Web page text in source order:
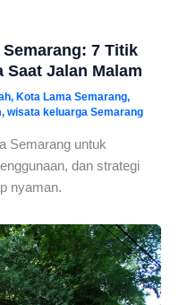
7 Titik
Jalan Malam
, Kota Lama Semarang,
, wisata keluarga Semarang
Semarang untuk
dan strategi
nyaman.